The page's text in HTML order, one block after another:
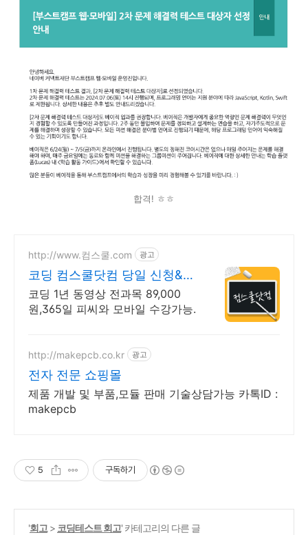
합격! ㅎㅎ
http://www.컴스쿨.com 광고
코딩 컴스쿨닷컴 당일 신청&결
제시 기프티콘!
코딩 1년 동영상 전과목 89,000
원,365일 피씨와 모바일 수강가능.
http://makepcb.co.kr 광고
전자 전문 쇼핑몰
제품 개발 및 부품,모듈 판매 기술상담가능 카톡ID :
makepcb
5 구독하기
'회고 > 코딩테스트 회고' 카테고리의 다른 글